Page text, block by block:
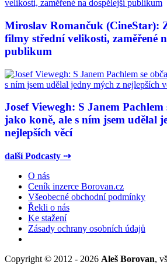
Miroslav Romančuk (CineStar):
filmy střední velikosti, zaměřené
publikum
Josef Viewegh: S Janem Pachlem
jako koně, ale s ním jsem udělal
nejlepších věcí
další Podcasty ⇢
O nás
Ceník inzerce Borovan.cz
Všeobecné obchodní podmínky
Řekli o nás
Ke stažení
Zásady ochrany osobních údajů
Copyright © 2012 - 2026 Aleš Borovan,